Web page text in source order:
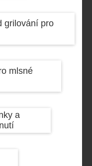
grilování pro
mlsné
a